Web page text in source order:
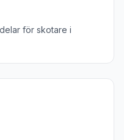
för skotare i